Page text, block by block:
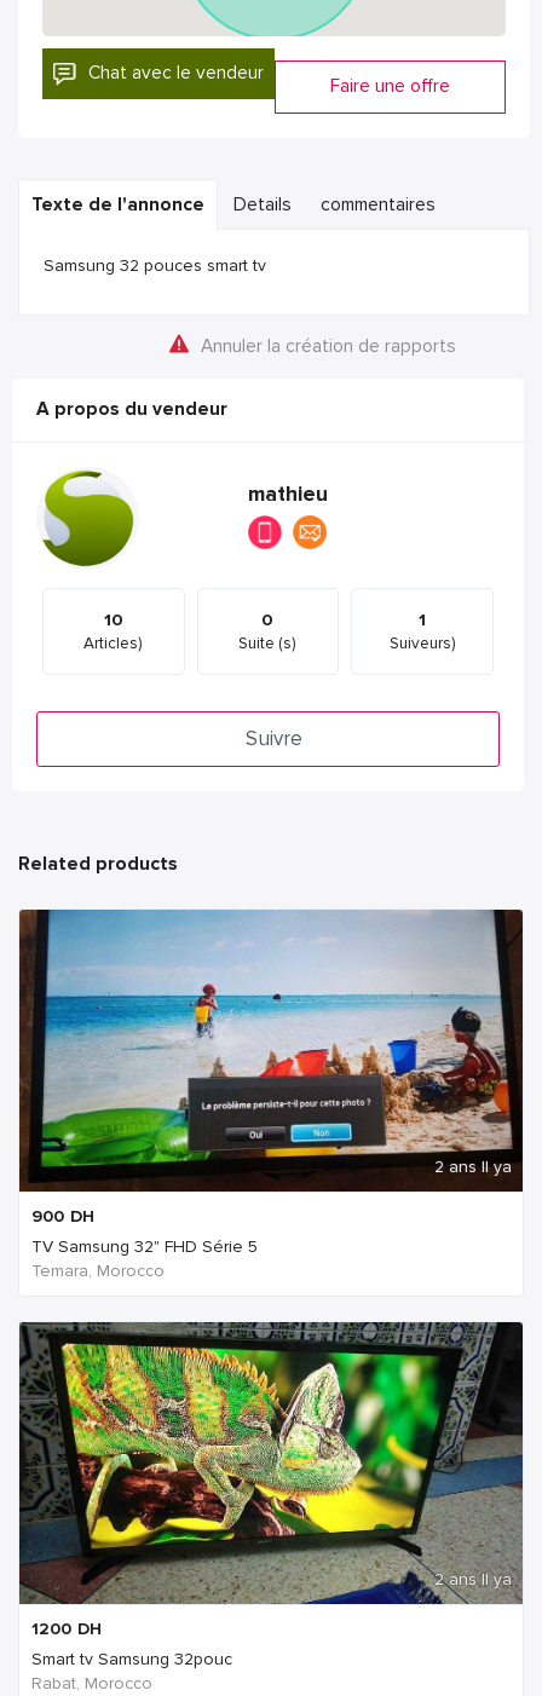
Chat avec le vendeur
Faire une offre
Texte de l'annonce Details commentaires
Samsung 32 pouces smart tv
Annuler la création de rapports
A propos du vendeur
mathieu
10
Articles)
0
Suite (s)
1
Suiveurs)
Suivre
Related products
2 ans Il ya
900 DH
TV Samsung 32" FHD Série 5
Temara, Morocco
2 ans Il ya
1200 DH
Smart tv Samsung 32pouc
Rabat, Morocco